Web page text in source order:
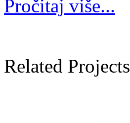
Pročitaj više...
Related Projects